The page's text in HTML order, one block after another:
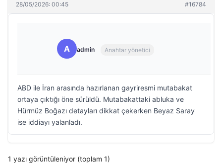
28/05/2026: 00:45 #16784
A admin Anahtar yönetici
ABD ile İran arasında hazırlanan gayriresmi mutabakat
ortaya çıktığı öne sürüldü. Mutabakattaki abluka ve
Hürmüz Boğazı detayları dikkat çekerken Beyaz Saray
ise iddiayı yalanladı.
1 yazı görüntüleniyor (toplam 1)